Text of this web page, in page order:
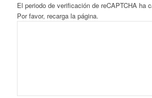
El periodo de verificación de reCAPTCHA ha
Por favor, recarga la página.